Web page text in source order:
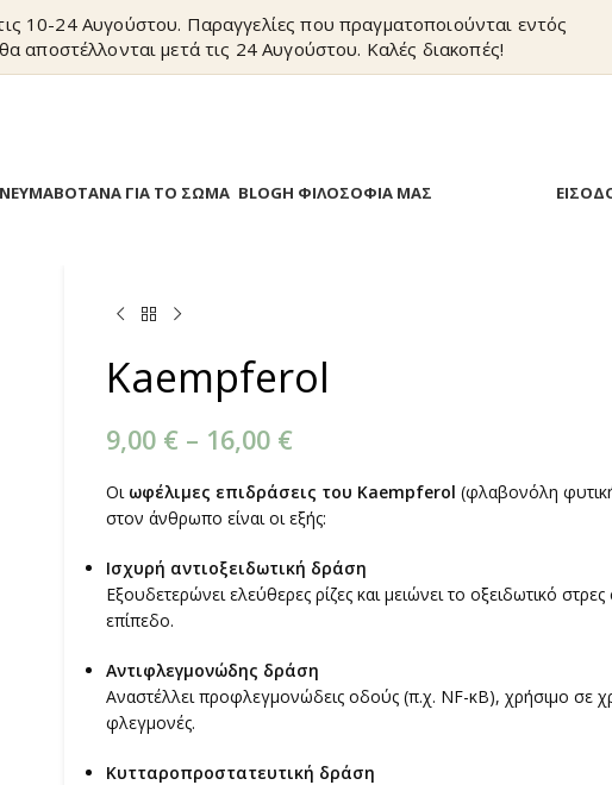
10-24 Αυγούστου. Παραγγελίες που πραγματοποιούνται εντός
αποστέλλονται μετά τις 24 Αυγούστου. Καλές διακοπές!
ΒΟΤΑΝΑ ΓΙΑ ΤΟ ΣΩΜΑ BLOGΗ ΦΙΛΟΣΟΦΙΑ ΜΑΣ
Kaempferol
9,00 € – 16,00 €
Οι ωφέλιμες επιδράσεις του Kaempferol (φλαβονόλη
στον άνθρωπο είναι οι εξής:
Ισχυρή αντιοξειδωτική δράση
Εξουδετερώνει ελεύθερες ρίζες και μειώνει το οξειδωτικό στρες
επίπεδο.
Αντιφλεγμονώδης δράση
Αναστέλλει προφλεγμονώδεις οδούς (π.χ. NF-κB), χρήσιμο σε
φλεγμονές.
Κυτταροπροστατευτική δράση